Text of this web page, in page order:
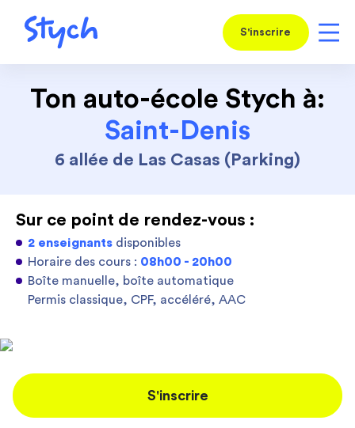
S'inscrire
Ton auto-école Stych à:
Saint-Denis
6 allée de Las Casas (Parking)
Sur ce point de rendez-vous :
2 enseignants disponibles
Horaire des cours : 08h00 - 20h00
Boîte manuelle, boîte automatique
Permis classique, CPF, accéléré, AAC
S'inscrire